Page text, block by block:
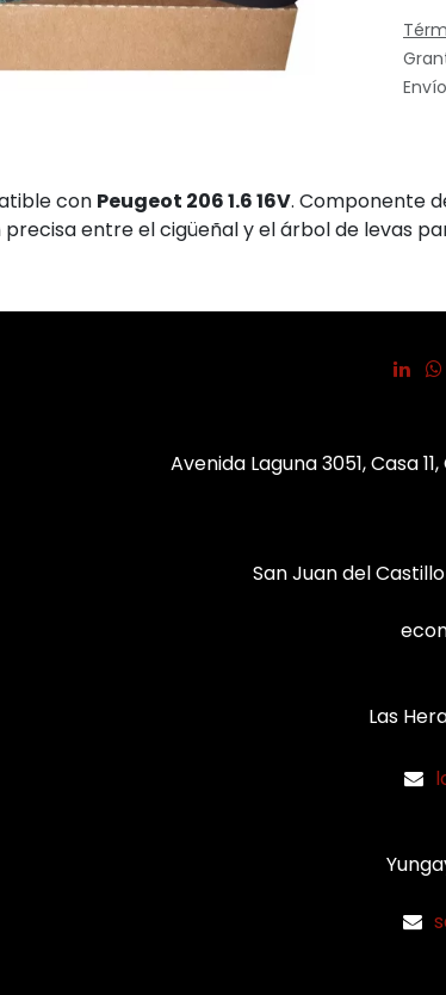
con Peugeot 206 1.6 16V. Componente
entre el cigüeñal y el árbol de levas
Avenida Laguna 3051, Casa
San Juan del
Las